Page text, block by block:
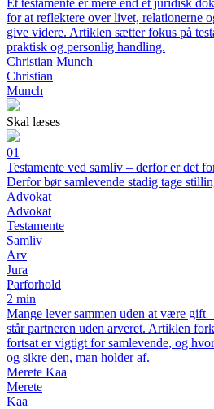
Et testamente er mere end et juridisk
for at reflektere over livet, relationerne
give videre. Artiklen sætter fokus på
praktisk og personlig handling.
Christian Munch
Christian
Munch
Skal læses
01
Testamente ved samliv – derfor er det
Derfor bør samlevende stadig tage
Advokat
Advokat
Testamente
Samliv
Arv
Jura
Parforhold
2 min
Mange lever sammen uden at være gift
står partneren uden arveret. Artiklen
fortsat er vigtigt for samlevende, og
og sikre den, man holder af.
Merete Kaa
Merete
Kaa